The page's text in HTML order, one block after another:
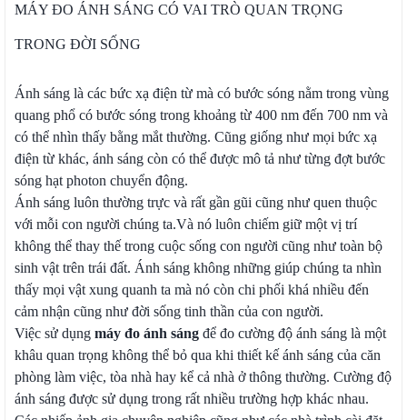
MÁY ĐO ÁNH SÁNG CÓ VAI TRÒ QUAN TRỌNG
TRONG ĐỜI SỐNG
Ánh sáng là các bức xạ điện từ mà có bước sóng nằm trong vùng
quang phổ có bước sóng trong khoảng từ 400 nm đến 700 nm và
có thể nhìn thấy bằng mắt thường. Cũng giống như mọi bức xạ
điện từ khác, ánh sáng còn có thể được mô tả như từng đợt bước
sóng hạt photon chuyển động.
Ánh sáng luôn thường trực và rất gần gũi cũng như quen thuộc
với mỗi con người chúng ta.Và nó luôn chiếm giữ một vị trí
không thể thay thế trong cuộc sống con người cũng như toàn bộ
sinh vật trên trái đất. Ánh sáng không những giúp chúng ta nhìn
thấy mọi vật xung quanh ta mà nó còn chi phối khá nhiều đến
cảm nhận cũng như đời sống tinh thần của con người.
Việc sử dụng máy đo ánh sáng để đo cường độ ánh sáng là một
khâu quan trọng không thể bỏ qua khi thiết kế ánh sáng của căn
phòng làm việc, tòa nhà hay kể cả nhà ở thông thường. Cường độ
ánh sáng được sử dụng trong rất nhiều trường hợp khác nhau.